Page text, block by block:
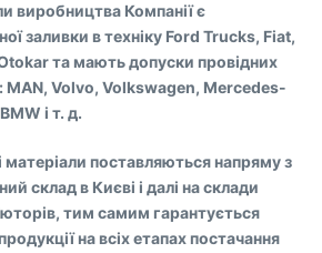
виробництва Компанії є
заливки в техніку Ford Trucks, Fiat,
та мають допуски провідних
MAN, Volvo, Volkswagen, Mercedes-
і т. д.
матеріали поставляються напряму з
склад в Києві і далі на склади
тим самим гарантується
на всіх етапах постачання